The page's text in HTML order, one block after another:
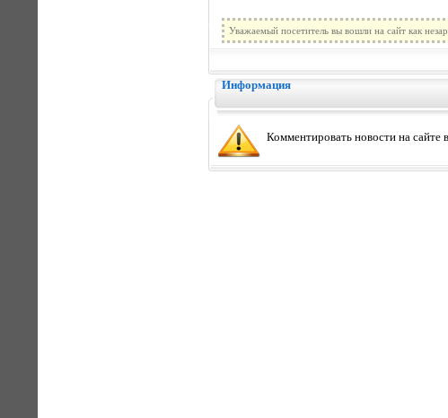
Уважаемый посетитель вы вошли на сайт как
Информация
Комментировать новости на сайте